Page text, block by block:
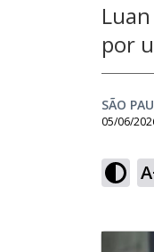
por
SÃO
05/06/